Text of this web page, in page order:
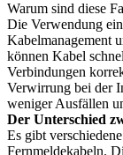
Warum sind diese
Die Verwendung
Kabelmanagement
können Kabel
Verbindungen
Verwirrung bei der
weniger Ausfällen
Der Unterschied
Es gibt
Fernmeldekabeln.